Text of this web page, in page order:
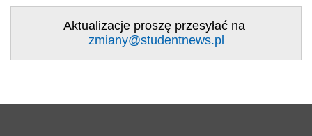
Aktualizacje proszę przesyłać na
zmiany@studentnews.pl